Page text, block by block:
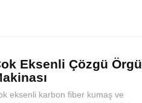
Eksenli Çözgü Örgü
eksenli karbon fiber kumaş ve